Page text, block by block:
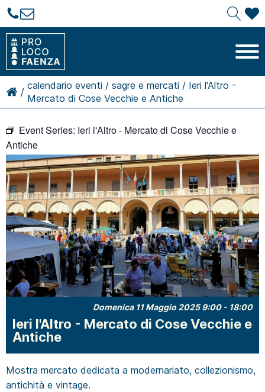
/
calendario eventi / sagre e mercati / Ieri l'Altro -
Mercato di Cose Vecchie e Antiche
Event Series: Ieri l'Altro - Mercato di Cose Vecchie e
Antiche
Domenica 11 Maggio 2025 9:00- 18:00
Ieri l'Altro - Mercato di Cose Vecchie e
Antiche
Mostra mercato dedicata a modernariato, collezionismo,
antichità e vintage.